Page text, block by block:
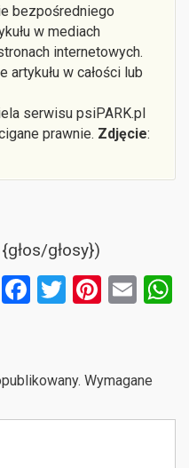
bezpośredniego
w mediach
internetowych.
w całości lub
serwisu psiPARK.pl
prawnie. Zdjęcie:
głosy})
F
b
o
T
er
Pi
es
E
Wymagane